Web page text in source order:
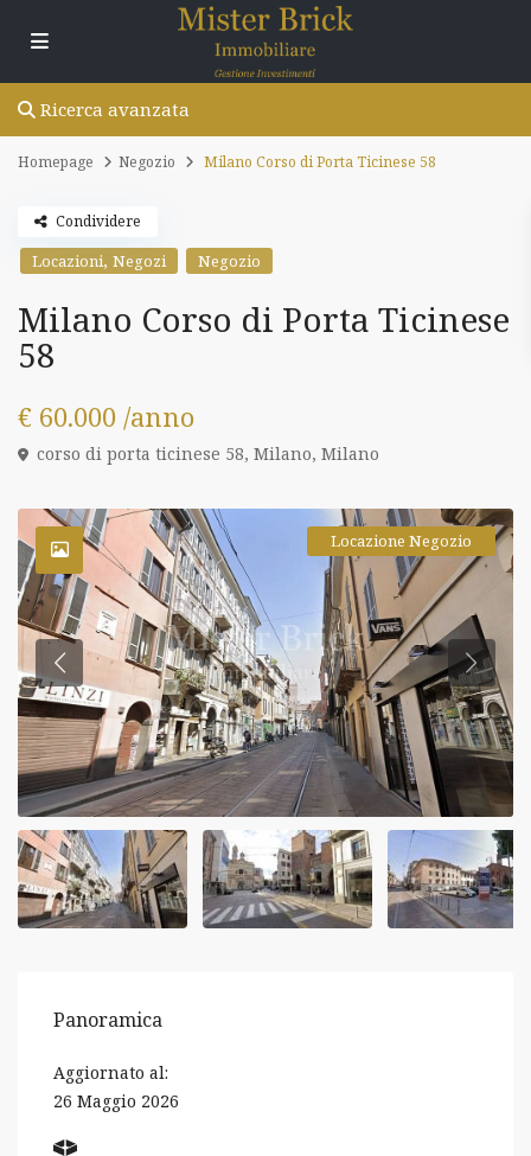
Ricerca avanzata
Homepage Negozio Milano Corso di Porta Ticinese 58
Locazioni,Negozi Negozio
Milano Corso di Porta Ticinese
58
€ 60.000/anno
corso di porta ticinese 58,Milano,Milano
Condividere
Locazione Negozio
Panoramica
Aggiornato al:
26 Maggio 2026